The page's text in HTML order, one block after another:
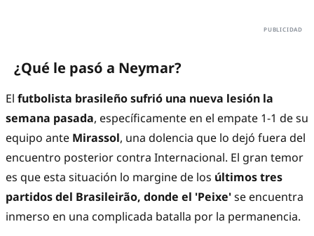
¿Qué le pasó a Neymar?
El futbolista brasileño sufrió una nueva lesión la
semana pasada, específicamente en el empate 1-1 de su
equipo ante Mirassol, una dolencia que lo dejó fuera del
encuentro posterior contra Internacional. El gran temor
es que esta situación lo margine de los últimos tres
partidos del Brasileirão, donde el 'Peixe'se encuentra
inmerso en una complicada batalla por la permanencia.